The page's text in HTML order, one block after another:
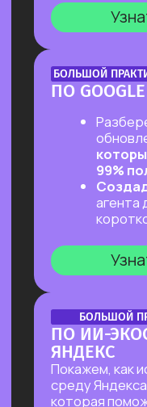
Узнать
ОНЛАЙН-ПРАКТИКУМ
ПЕРВЫЙ
НА CLAUDE CODE
КТО «НЕ
Обещаем: за 2 часа
из точки «Это точно не
в точку «Я тоже могу
Узнать
ОНЛАЙН-ПРАКТИКУМ
ПОДРАБОТКА НА
ДЛЯ КАЖДОГО
Разберем, на каких
выстроить стабильную
инструментов и все
✔ Без технического
✔ Без смены
во фрилансе
✔ Даже если есть всего
Узнать